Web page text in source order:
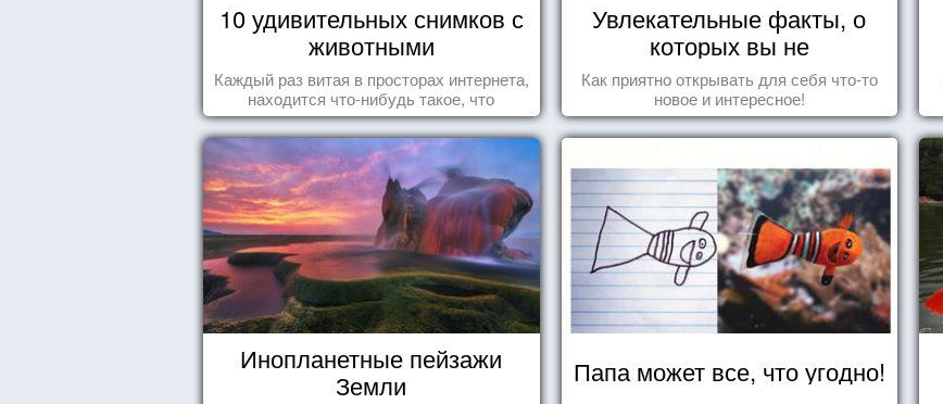
10 удивительных снимков с
животными
Каждый раз витая в просторах интернета,
находится что-нибудь такое, что
заставляет улыбнуться, удивиться,
восхититься...
Увлекательные факты, о
которых вы не
догадывались!
Как приятно открывать для себя что-то
новое и интересное!
Инопланетные пейзажи
Земли
Папа может все, что угодно!